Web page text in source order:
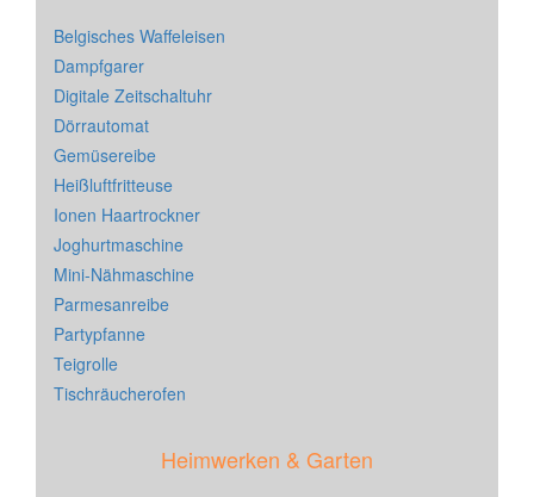
Belgisches Waffeleisen
Dampfgarer
Digitale Zeitschaltuhr
Dörrautomat
Gemüsereibe
Heißluftfritteuse
Ionen Haartrockner
Joghurtmaschine
Mini-Nähmaschine
Parmesanreibe
Partypfanne
Teigrolle
Tischräucherofen
Heimwerken & Garten